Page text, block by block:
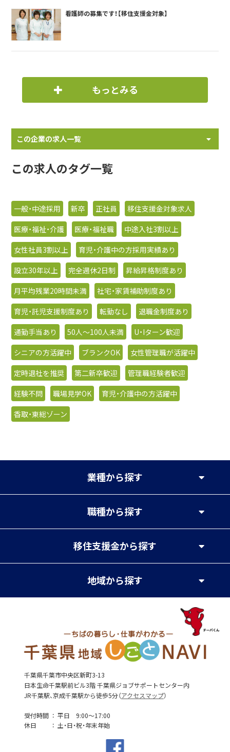
看護師の募集です！【移住支援金対象】
もっとみる
この企業の求人一覧
この求人のタグ一覧
一般・中途採用 新卒 正社員
移住支援金対象求人
医療・福祉・介護
医療・福祉職
中途入社3割以上
女性社員3割以上
育児・介護中の方採用実績あり
設立30年以上
完全週休2日制
昇給昇格制度あり
月平均残業20時間未満
社宅・家賃補助制度あり
育児・託児支援制度あり
転勤なし
退職金制度あり
通勤手当あり
50人〜100人未満
U・Iターン歓迎
シニアの方活躍中
ブランクOK
女性管理職が活躍中
定時退社を推奨
第二新卒歓迎
管理職経験者歓迎
経験不問
職場見学OK
育児・介護中の方活躍中
香取・東総ゾーン
業種から探す
職種から探す
移住支援金から探す
地域から探す
千葉県千葉市中央区新町3-13
日本生命千葉駅前ビル3階 千葉県ジョブサポートセンター内
JR千葉駅、京成千葉駅から徒歩5分（アクセスマップ）
受付時間
平日 9:00～17:00
休日
土・日・祝・年末年始